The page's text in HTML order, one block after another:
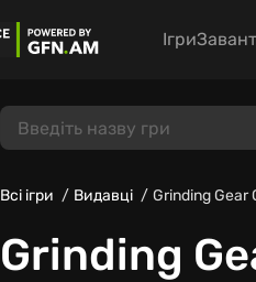
Ігри
Всі ігри Видавці Grinding Gear
Grinding